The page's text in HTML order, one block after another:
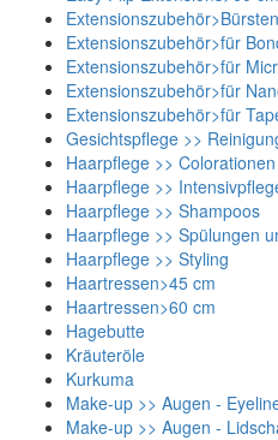
Extensionszubehör>für
Extensionszubehör>für
Extensionszubehör>für
Extensionszubehör>für
Gesichtspflege >>
Haarpflege >> Colorationen
Haarpflege >>
Haarpflege >> Shampoos
Haarpflege >> Spülungen
Haarpflege >> Styling
Haartressen>45 cm
Haartressen>60 cm
Hagebutte
Kräuteröle
Kurkuma
Make-up >> Augen -
Make-up >> Augen -